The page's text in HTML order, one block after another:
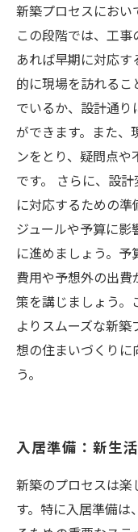
新築プロセスにおい
この段階では、工
あれば早期に対応
的に現場を訪れるこ
でいるか、設計通り
ができます。また、
ンをとり、疑問点
です。 さらに、設
に対応するための
ジュールや予算に
に進めましょう。
費用や予想外の出費
策を講じましょう。
よりスムーズな新
想の住まいづくりに
う。
入居準備：新生
新築のプロセスは楽
す。特に入居準備は